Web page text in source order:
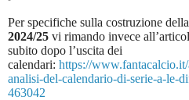
Per specifiche sulla costruzione
2024/25 vi rimando invece
subito dopo l’uscita dei
calendari: https://
analisi-del-calendario-di-serie-a-le-
463042